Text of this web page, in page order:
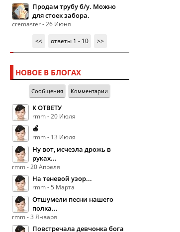
Продам трубу б/у. Можно
для стоек забора.
cremaster - 26 Июня
<<
ответы 1 - 10 >>
НОВОЕ В БЛОГАХ
Сообщения Комментарии
К ОТВЕТУ
rmm - 20 Июля
🍏
rmm - 13 Июля
Ну вот, исчезла дрожь в
руках...
rmm - 20 Апреля
На теневой узор...
rmm - 5 Марта
Отшумели песни нашего
полка...
rmm - 3 Января
Повстречала девчонка бога